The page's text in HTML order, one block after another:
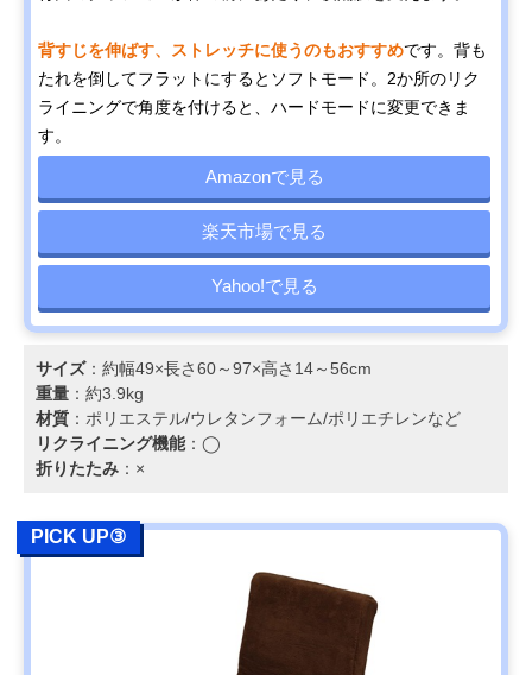
背すじを伸ばす、ストレッチに使うのもおすすめです。背も
たれを倒してフラットにするとソフトモード。2か所のリク
ライニングで角度を付けると、ハードモードに変更できま
す。
Amazonで見る
楽天市場で見る
Yahoo!で見る
サイズ：約幅49×長さ60～97×高さ14～56cm
重量 ：約3.9kg
材質 ：ポリエステル/ウレタンフォーム/ポリエチレンなど
リクライニング機能：◯
折りたたみ ：×
PICK UP③